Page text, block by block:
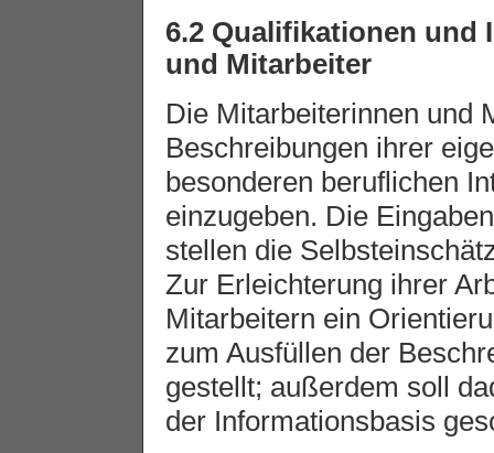
6.2 Qualifikationen und
und Mitarbeiter
Die Mitarbeiterinnen und
Beschreibungen ihrer
besonderen beruflichen
einzugeben. Die
stellen die
Zur Erleichterung ihrer
Mitarbeitern ein
zum Ausfüllen der
gestellt; außerdem soll
der Informationsbasis